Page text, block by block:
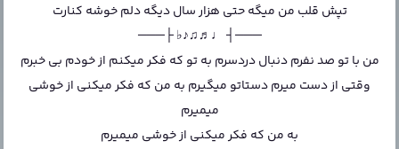
تپش قلب من میگه حتی هزار سال دیگه دلم خوشه کنارت
───┤ ♩♬♫♪♭ ├───
من با تو صد نفرم دنبال دردسرم به تو که فکر میکنم از خودم بی خبرم
وقتی از دست میرم دستاتو میگیرم به من که فکر میکنی از خوشی
میمیرم
به من که فکر میکنی از خوشی میمیرم